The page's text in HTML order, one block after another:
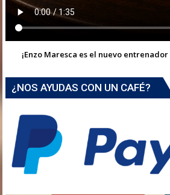
¡Enzo Maresca es el nuevo
¿NOS AYUDAS CON UN CAFÉ?